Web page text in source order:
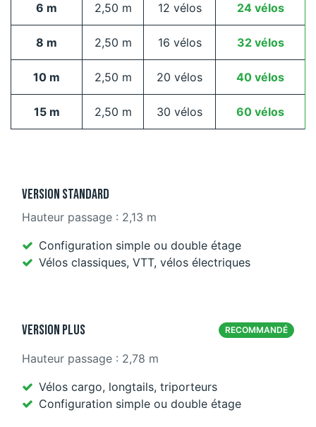
6 m 2,50 m 12 vélos 24 vélos
8 m 2,50 m 16 vélos 32 vélos
10 m 2,50 m 20 vélos 40 vélos
15 m 2,50 m 30 vélos 60 vélos
Version Standard
Hauteur passage : 2,13 m
Configuration simple ou double étage
Vélos classiques, VTT, vélos électriques
Version PLUS RECOMMANDÉ
Hauteur passage : 2,78 m
Vélos cargo, longtails, triporteurs
Configuration simple ou double étage